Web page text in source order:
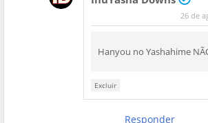
26 de
Hanyou no Yashahime
Excluir
Responder